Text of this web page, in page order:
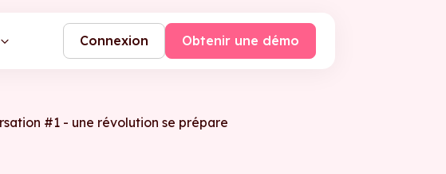
Connexion Obtenir une démo